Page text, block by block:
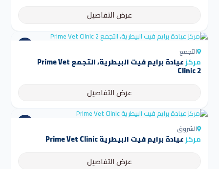
عرض التفاصيل
التجمع
مركز عيادة برايم فيت البيطرية، التجمع Prime Vet
Clinic 2
عرض التفاصيل
الشروق
مركزعيادة برايم فيت البيطرية Prime Vet Clinic
عرض التفاصيل